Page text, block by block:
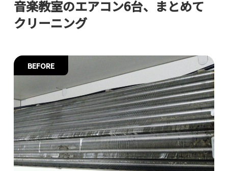
音楽教室のエアコン6台、まとめて
クリーニング
BEFORE